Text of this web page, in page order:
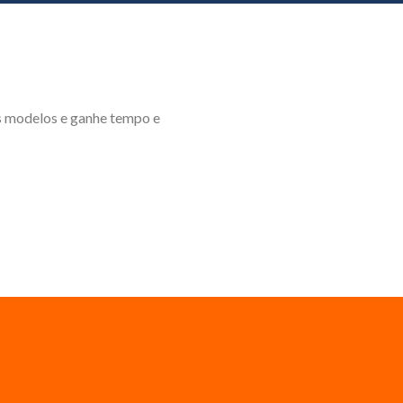
e ganhe tempo e